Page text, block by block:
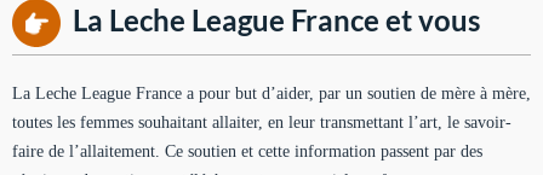
La Leche League France et vous
La Leche League France a pour but d’aider, par un soutien de mère à mère,
toutes les femmes souhaitant allaiter, en leur transmettant l’art, le savoir-
faire de l’allaitement. Ce soutien et cette information passent par des